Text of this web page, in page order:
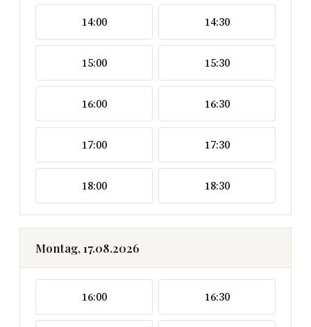
14:00 14:30
15:00 15:30
16:00 16:30
17:00 17:30
18:00 18:30
Montag, 17.08.2026
16:00 16:30